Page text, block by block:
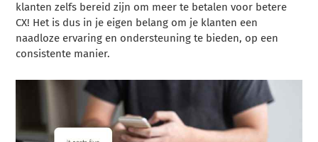
klanten zelfs bereid zijn om meer te betalen voor betere
CX! Het is dus in je eigen belang om je klanten een
naadloze ervaring en ondersteuning te bieden, op een
consistente manier.